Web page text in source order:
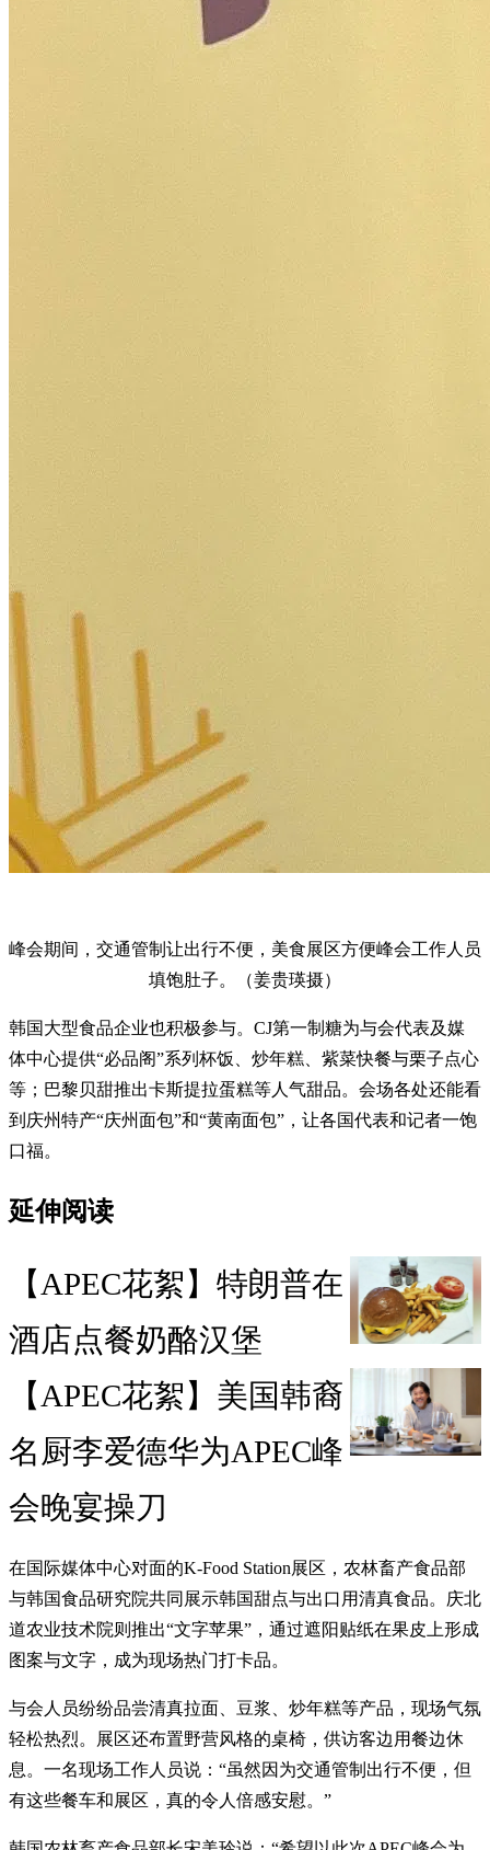
峰会期间，交通管制让出行不便，美食展区方便峰会工作人员
填饱肚子。（姜贵瑛摄）
韩国大型食品企业也积极参与。CJ第一制糖为与会代表及媒
体中心提供“必品阁”系列杯饭、炒年糕、紫菜快餐与栗子点心
等；巴黎贝甜推出卡斯提拉蛋糕等人气甜品。会场各处还能看
到庆州特产“庆州面包”和“黄南面包”，让各国代表和记者一饱
口福。
延伸阅读
【APEC花絮】特朗普在
酒店点餐奶酪汉堡
【APEC花絮】美国韩裔
名厨李爱德华为APEC峰
会晚宴操刀
在国际媒体中心对面的K-Food Station展区，农林畜产食品部
与韩国食品研究院共同展示韩国甜点与出口用清真食品。庆北
道农业技术院则推出“文字苹果”，通过遮阳贴纸在果皮上形成
图案与文字，成为现场热门打卡品。
与会人员纷纷品尝清真拉面、豆浆、炒年糕等产品，现场气氛
轻松热烈。展区还布置野营风格的桌椅，供访客边用餐边休
息。一名现场工作人员说：“虽然因为交通管制出行不便，但
有这些餐车和展区，真的令人倍感安慰。”